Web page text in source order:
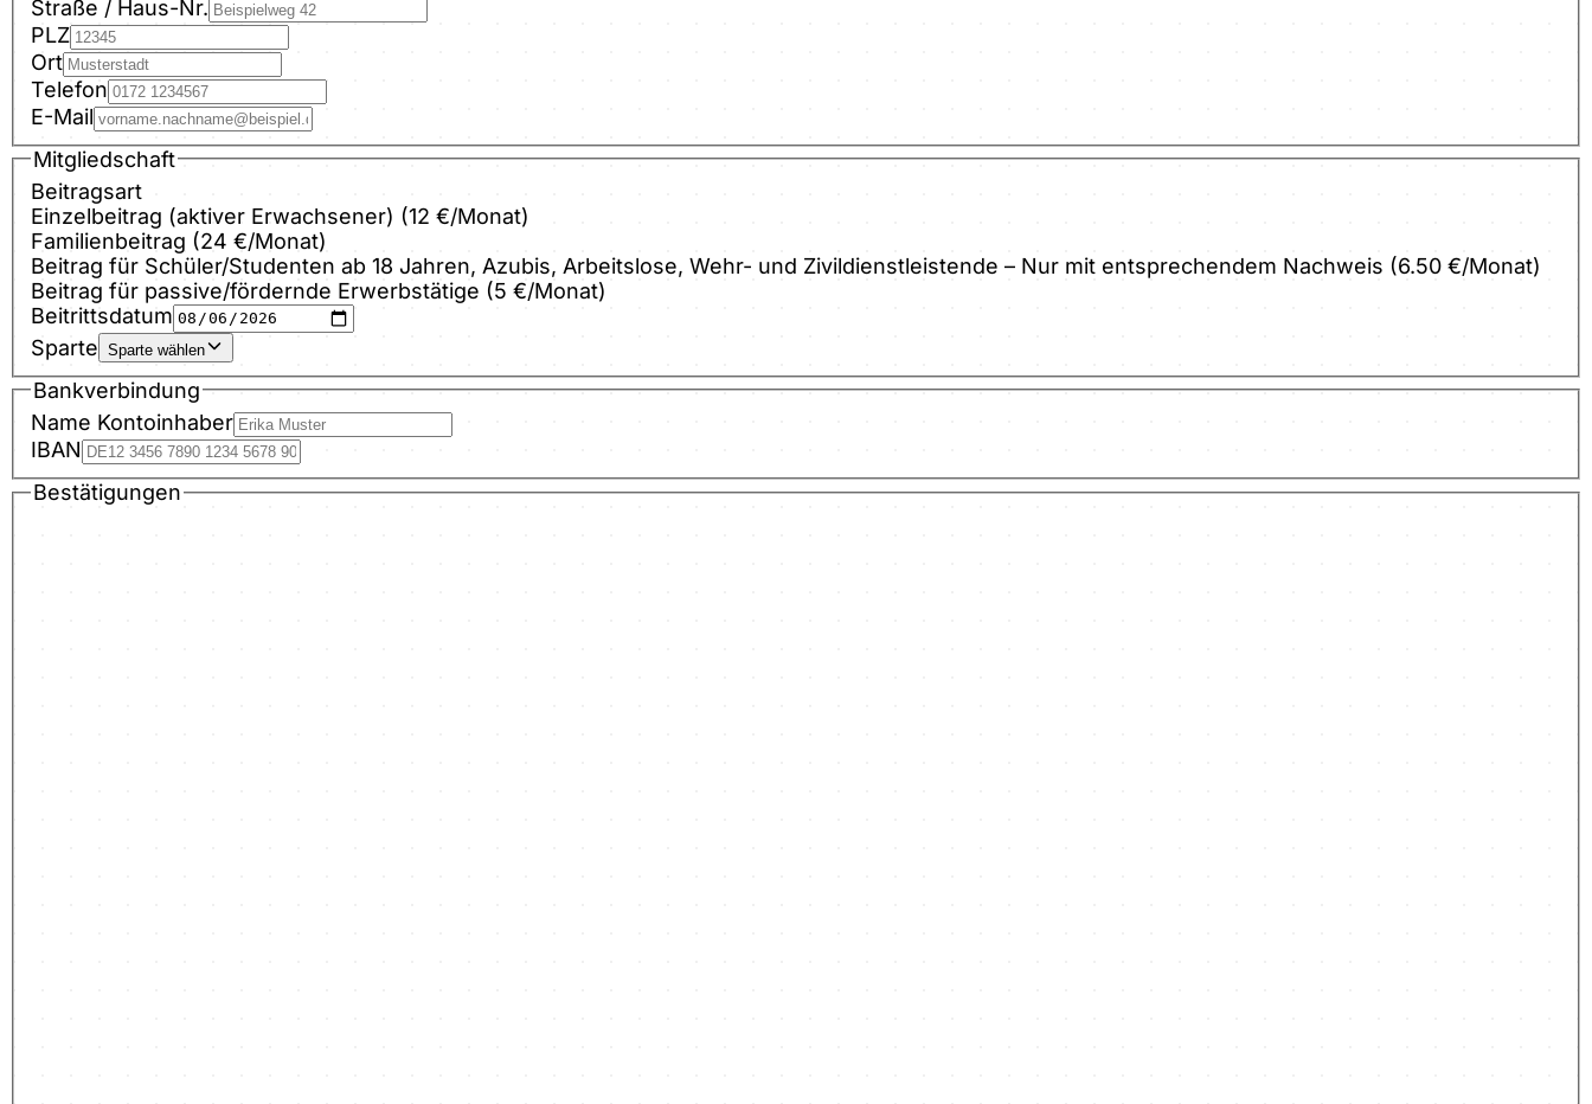
Straße / Haus-Nr.
PLZ
Ort
Telefon
E-Mail
Mitgliedschaft
Beitragsart
Einzelbeitrag (aktiver Erwachsener) (12 €/Monat)
Familienbeitrag (24 €/Monat)
Beitrag für Schüler/Studenten ab 18 Jahren, Azubis, Arbeitslose, Wehr- und Zivildienstleistende – Nur mit entsprechendem Nachweis (6.50 €/Monat)
Beitrag für passive/fördernde Erwerbstätige (5 €/Monat)
Beitrittsdatum
Sparte Sparte wählen
Bankverbindung
Name Kontoinhaber
IBAN
Bestätigungen